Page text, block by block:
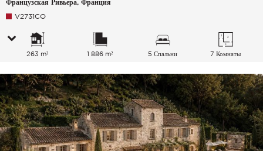
Французская Ривьера, Франция
V2731CO
263 m² 1 886 m² 5 Спальни 7 Комнаты